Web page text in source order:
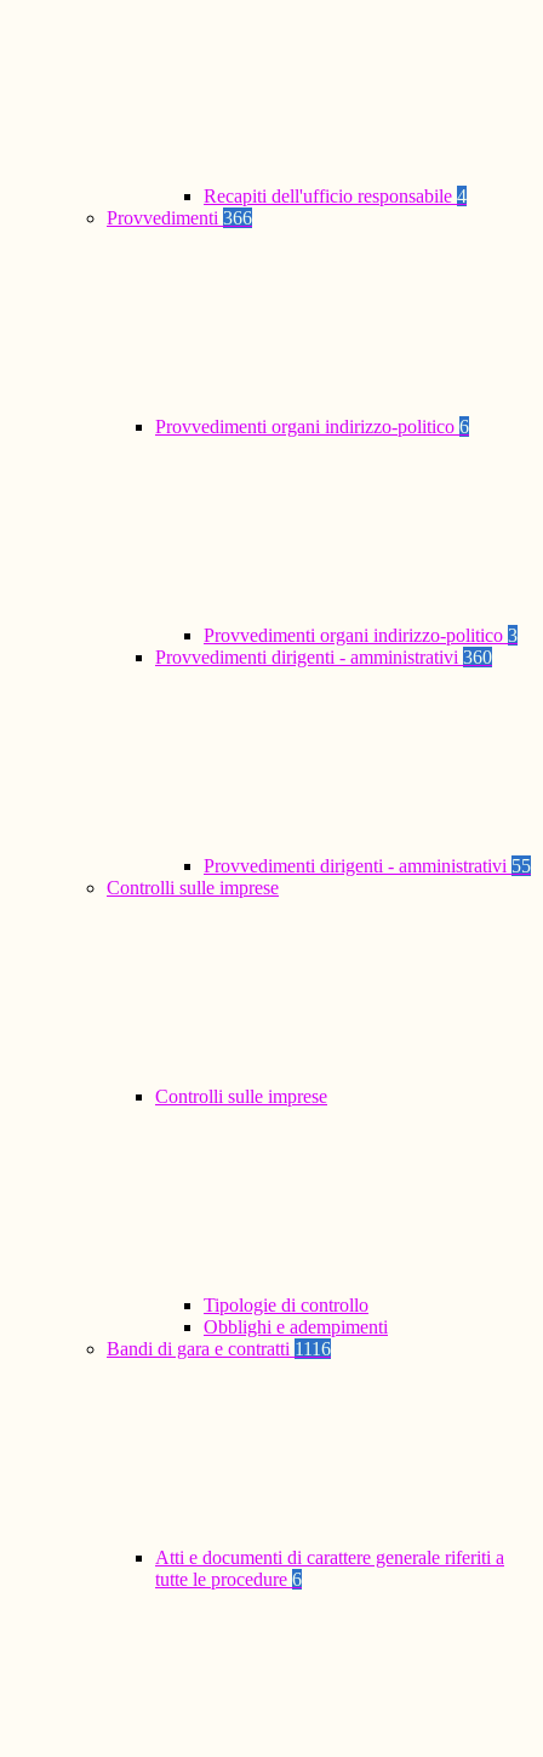
Recapiti dell'ufficio responsabile 4
Provvedimenti 366
Provvedimenti organi indirizzo-politico 6
Provvedimenti organi indirizzo-politico 3
Provvedimenti dirigenti - amministrativi 360
Provvedimenti dirigenti - amministrativi 55
Controlli sulle imprese
Controlli sulle imprese
Tipologie di controllo
Obblighi e adempimenti
Bandi di gara e contratti 1116
Atti e documenti di carattere generale riferiti a
tutte le procedure 6